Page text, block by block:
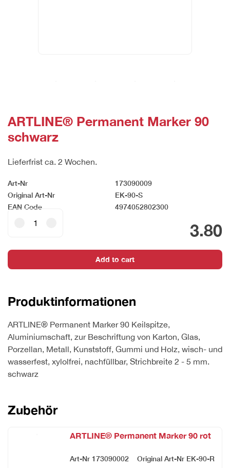
ARTLINE® Permanent Marker 90
schwarz
Lieferfrist ca. 2 Wochen.
Art-Nr
173090009
Original Art-Nr
EK-90-S
EAN Code
4974052802300
3.80
Permanent
90
schwarz
Add to cart
Produktinformationen
ARTLINE® Permanent Marker 90 Keilspitze,
Aluminiumschaft, zur Beschriftung von Karton, Glas,
Porzellan, Metall, Kunststoff, Gummi und Holz, wisch- und
wasserfest, xylolfrei, nachfüllbar, Strichbreite 2 - 5 mm.
schwarz
Zubehör
ARTLINE® Permanent Marker 90 rot
Art-Nr 173090002 Original Art-Nr EK-90-R